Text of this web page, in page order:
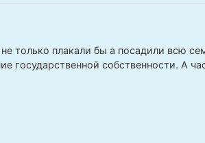
только плакали бы а посадили всю
государственной собственности. А